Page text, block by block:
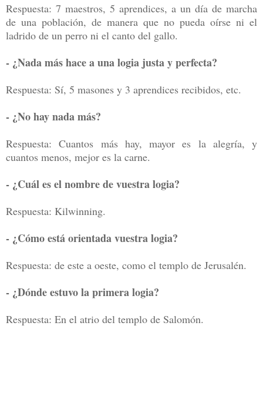
Respuesta: 7 maestros, 5 aprendices, a un día de marcha
de una población, de manera que no pueda oírse ni el
ladrido de un perro ni el canto del gallo.
- ¿Nada más hace a una logia justa y perfecta?
Respuesta: Sí, 5 masones y 3 aprendices recibidos, etc.
- ¿No hay nada más?
Respuesta: Cuantos más hay, mayor es la alegría, y
cuantos menos, mejor es la carne.
- ¿Cuál es el nombre de vuestra logia?
Respuesta: Kilwinning.
- ¿Cómo está orientada vuestra logia?
Respuesta: de este a oeste, como el templo de Jerusalén.
- ¿Dónde estuvo la primera logia?
Respuesta: En el atrio del templo de Salomón.